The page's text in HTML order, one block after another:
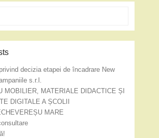
decizia etapei de încadrare New
s.r.l.
MOBILIER, MATERIALE DIDACTICE ȘI
DIGITALE A ȘCOLII
MARE